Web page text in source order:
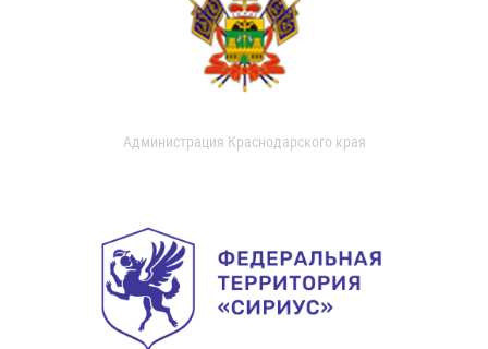
Администрация Краснодарского края